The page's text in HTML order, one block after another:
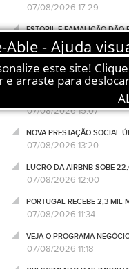
07/08/2026 17:29
ESTORIL E FAMALICÃO DÃO
07/08/2026 17:00
LISBOA FECHA EM QUEDA E
07/08/2026 16:55
MEO FINALIZA
07/08/2026 15:07
NOVA PRESTAÇÃO SOCIAL
07/08/2026 13:20
LUCRO DA AIRBNB SOBE
07/08/2026 12:00
PORTUGAL RECEBE 2,3 MIL
07/08/2026 11:34
VEJA O PROGRAMA
07/08/2026 11:18